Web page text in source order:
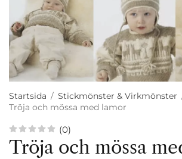
Startsida / Stickmönster & Virkmönster
Tröja och mössa med lamor
(0)
Tröja och mössa